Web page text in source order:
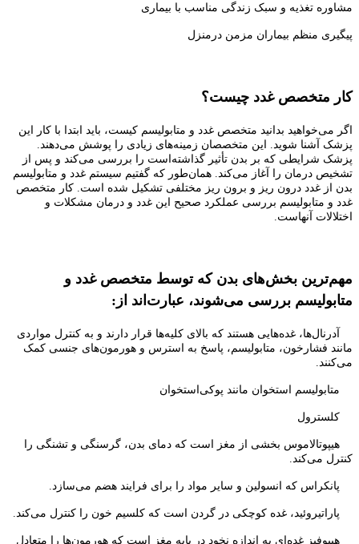
مشاوره تغذیه و سبک زندگی مناسب با بیماری
پیگیری منظم بیماران مزمن درمنزل
کار متخصص غدد چیست؟
اگر می‌خواهید بدانید متخصص غدد و متابولیسم کیست، باید ابتدا با کار این
پزشک آشنا شوید. این متخصصان زمینه‌های زیادی را پوشش می‌دهند.
پزشک شرایطی که بر بدن تأثیر گذاشته‌است را بررسی می‌کند و پس از
تشخیص درمان را آغاز می‌کند. همان‌طور که گفتیم سیستم غدد و متابولیسم
بدن از غدد درون ریز و برون ریز مختلفی تشکیل شده است. کار متخصص
غدد و متابولیسم بررسی عملکرد صحیح این غدد و درمان مشکلات و
اختلالات آنهاست.
مهم‌ترین بخش‌های بدن که توسط متخصص غدد و
متابولیسم بررسی می‌شوند، عبارت‌اند از:
آدرنال‌ها، غده‌هایی هستند که بالای کلیه‌ها قرار دارند و به کنترل مواردی
مانند فشارخون، متابولیسم، پاسخ به استرس و هورمون‌های جنسی کمک
می‌کنند.
متابولیسم استخوان مانند پوکی‌استخوان
کلسترول
هیپوتالاموس بخشی از مغز است که دمای بدن، گرسنگی و تشنگی را
کنترل می‌کند.
پانکراس که انسولین و سایر مواد را برای فرایند هضم می‌سازد.
پاراتیروئید، غده کوچکی در گردن است که کلسیم خون را کنترل می‌کند.
هیپوفیز غده‌ای به اندازه نخود در پایه مغز است که هورمون‌ها را متعادل